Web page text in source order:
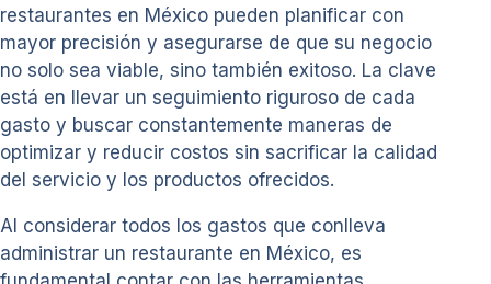
restaurantes en México pueden planificar con
mayor precisión y asegurarse de que su negocio
no solo sea viable, sino también exitoso. La clave
está en llevar un seguimiento riguroso de cada
gasto y buscar constantemente maneras de
optimizar y reducir costos sin sacrificar la calidad
del servicio y los productos ofrecidos.
Al considerar todos los gastos que conlleva
administrar un restaurante en México, es